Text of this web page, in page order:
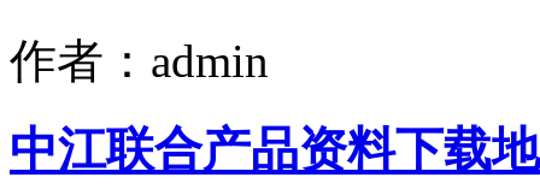
作者：admin
中江联合产品资料下载